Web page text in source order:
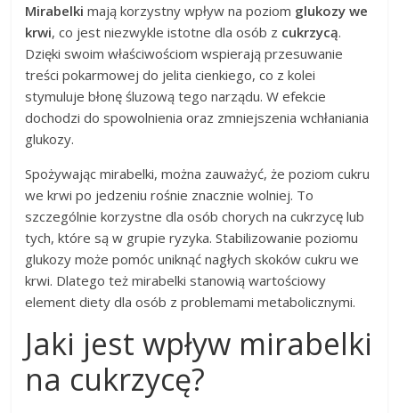
Mirabelki mają korzystny wpływ na poziom glukozy we
krwi, co jest niezwykle istotne dla osób z cukrzycą.
Dzięki swoim właściwościom wspierają przesuwanie
treści pokarmowej do jelita cienkiego, co z kolei
stymuluje błonę śluzową tego narządu. W efekcie
dochodzi do spowolnienia oraz zmniejszenia wchłaniania
glukozy.
Spożywając mirabelki, można zauważyć, że poziom cukru
we krwi po jedzeniu rośnie znacznie wolniej. To
szczególnie korzystne dla osób chorych na cukrzycę lub
tych, które są w grupie ryzyka. Stabilizowanie poziomu
glukozy może pomóc uniknąć nagłych skoków cukru we
krwi. Dlatego też mirabelki stanowią wartościowy
element diety dla osób z problemami metabolicznymi.
Jaki jest wpływ mirabelki
na cukrzycę?